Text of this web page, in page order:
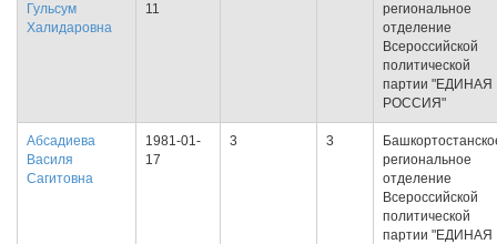
Гульсум
Халидаровна
11
региональное
отделение
Всероссийской
политической
партии "ЕДИНАЯ
РОССИЯ"
Абсадиева
Василя
Сагитовна
1981-01-
17
3 3
региональное
отделение
Всероссийской
политической
партии "ЕДИНАЯ